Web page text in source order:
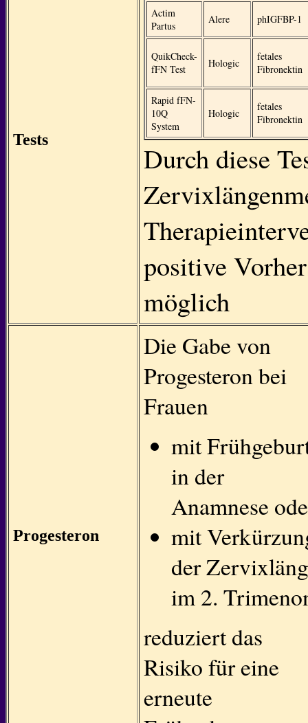
Tests
Actim
Partus
Alere phIGFBP-1
QuikCheck-
fFN Test
Hologic
fetales
Fibronektin
Rapid fFN-
10Q
System
Hologic
fetales
Fibronektin
Durch diese
positive
möglich
Progesteron
Die Gabe von
Progesteron bei
Frauen
mit
in der
Anamnese
mit
der
im 2.
reduziert das
Risiko für eine
erneute